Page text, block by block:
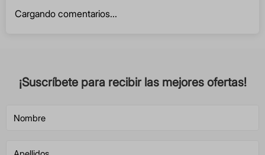
Cargando comentarios...
¡Suscríbete para recibir las mejores ofertas!